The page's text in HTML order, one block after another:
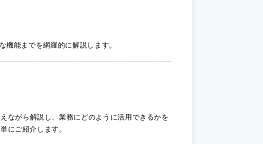
能までを網羅的に解説します。
ながら解説し、業務にどのように活用できるかを
にご紹介します。